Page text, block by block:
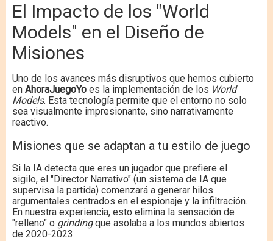
El Impacto de los "World
Models" en el Diseño de
Misiones
Uno de los avances más disruptivos que hemos cubierto
en AhoraJuegoYo es la implementación de los World
Models. Esta tecnología permite que el entorno no solo
sea visualmente impresionante, sino narrativamente
reactivo.
Misiones que se adaptan a tu estilo de juego
Si la IA detecta que eres un jugador que prefiere el
sigilo, el "Director Narrativo" (un sistema de IA que
supervisa la partida) comenzará a generar hilos
argumentales centrados en el espionaje y la infiltración.
En nuestra experiencia, esto elimina la sensación de
"relleno" o grindingque asolaba a los mundos abiertos
de 2020-2023.